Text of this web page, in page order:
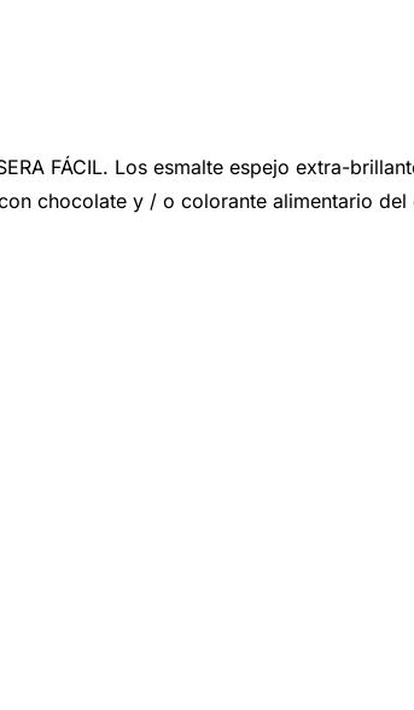
FÁCIL. Los esmalte espejo extra-
chocolate y / o colorante alimentario